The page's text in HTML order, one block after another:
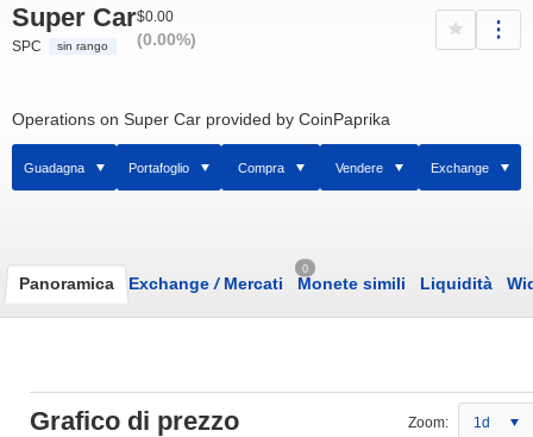
Super Car
SPC sin rango
$0.00
(0.00%)
Operations on Super Car provided by CoinPaprika
Guadagna Portafoglio Compra Vendere Exchange
Panoramica Exchange /Mercati
0
Monete simili Liquidità
Grafico di prezzo Zoom: 1d